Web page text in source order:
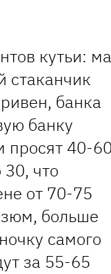
кутьи:
стаканчик
банка
банку
просят 40-60
что
от 70-75
больше
самого
за 55-65